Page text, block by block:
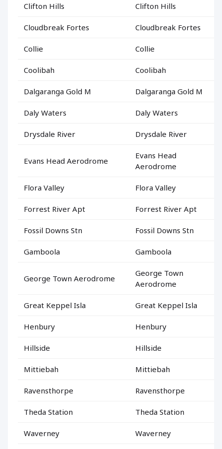
Clifton Hills Clifton Hills
Cloudbreak Fortes Cloudbreak Fortes
Collie Collie
Coolibah Coolibah
Dalgaranga Gold M Dalgaranga Gold M
Daly Waters Daly Waters
Drysdale River Drysdale River
Evans Head Aerodrome
Evans Head
Aerodrome
Flora Valley Flora Valley
Forrest River Apt Forrest River Apt
Fossil Downs Stn Fossil Downs Stn
Gamboola Gamboola
George Town Aerodrome
George Town
Aerodrome
Great Keppel Isla Great Keppel Isla
Henbury Henbury
Hillside Hillside
Mittiebah Mittiebah
Ravensthorpe Ravensthorpe
Theda Station Theda Station
Waverney Waverney